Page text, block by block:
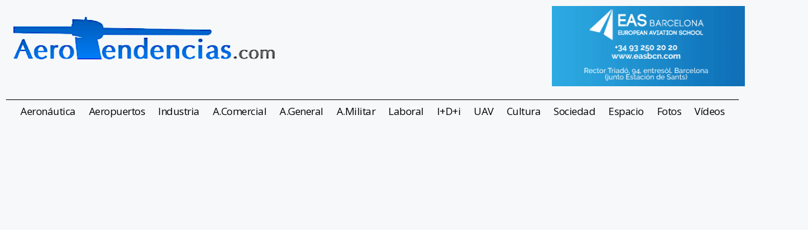
Aeronáutica Aeropuertos Industria A.Comercial A.General A.Militar Laboral I+D+i UAV Cultura Sociedad Espacio Fotos Vídeos